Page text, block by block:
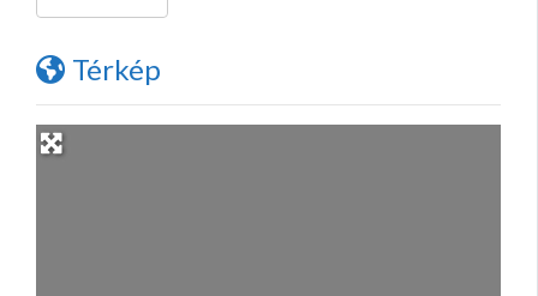
Térkép